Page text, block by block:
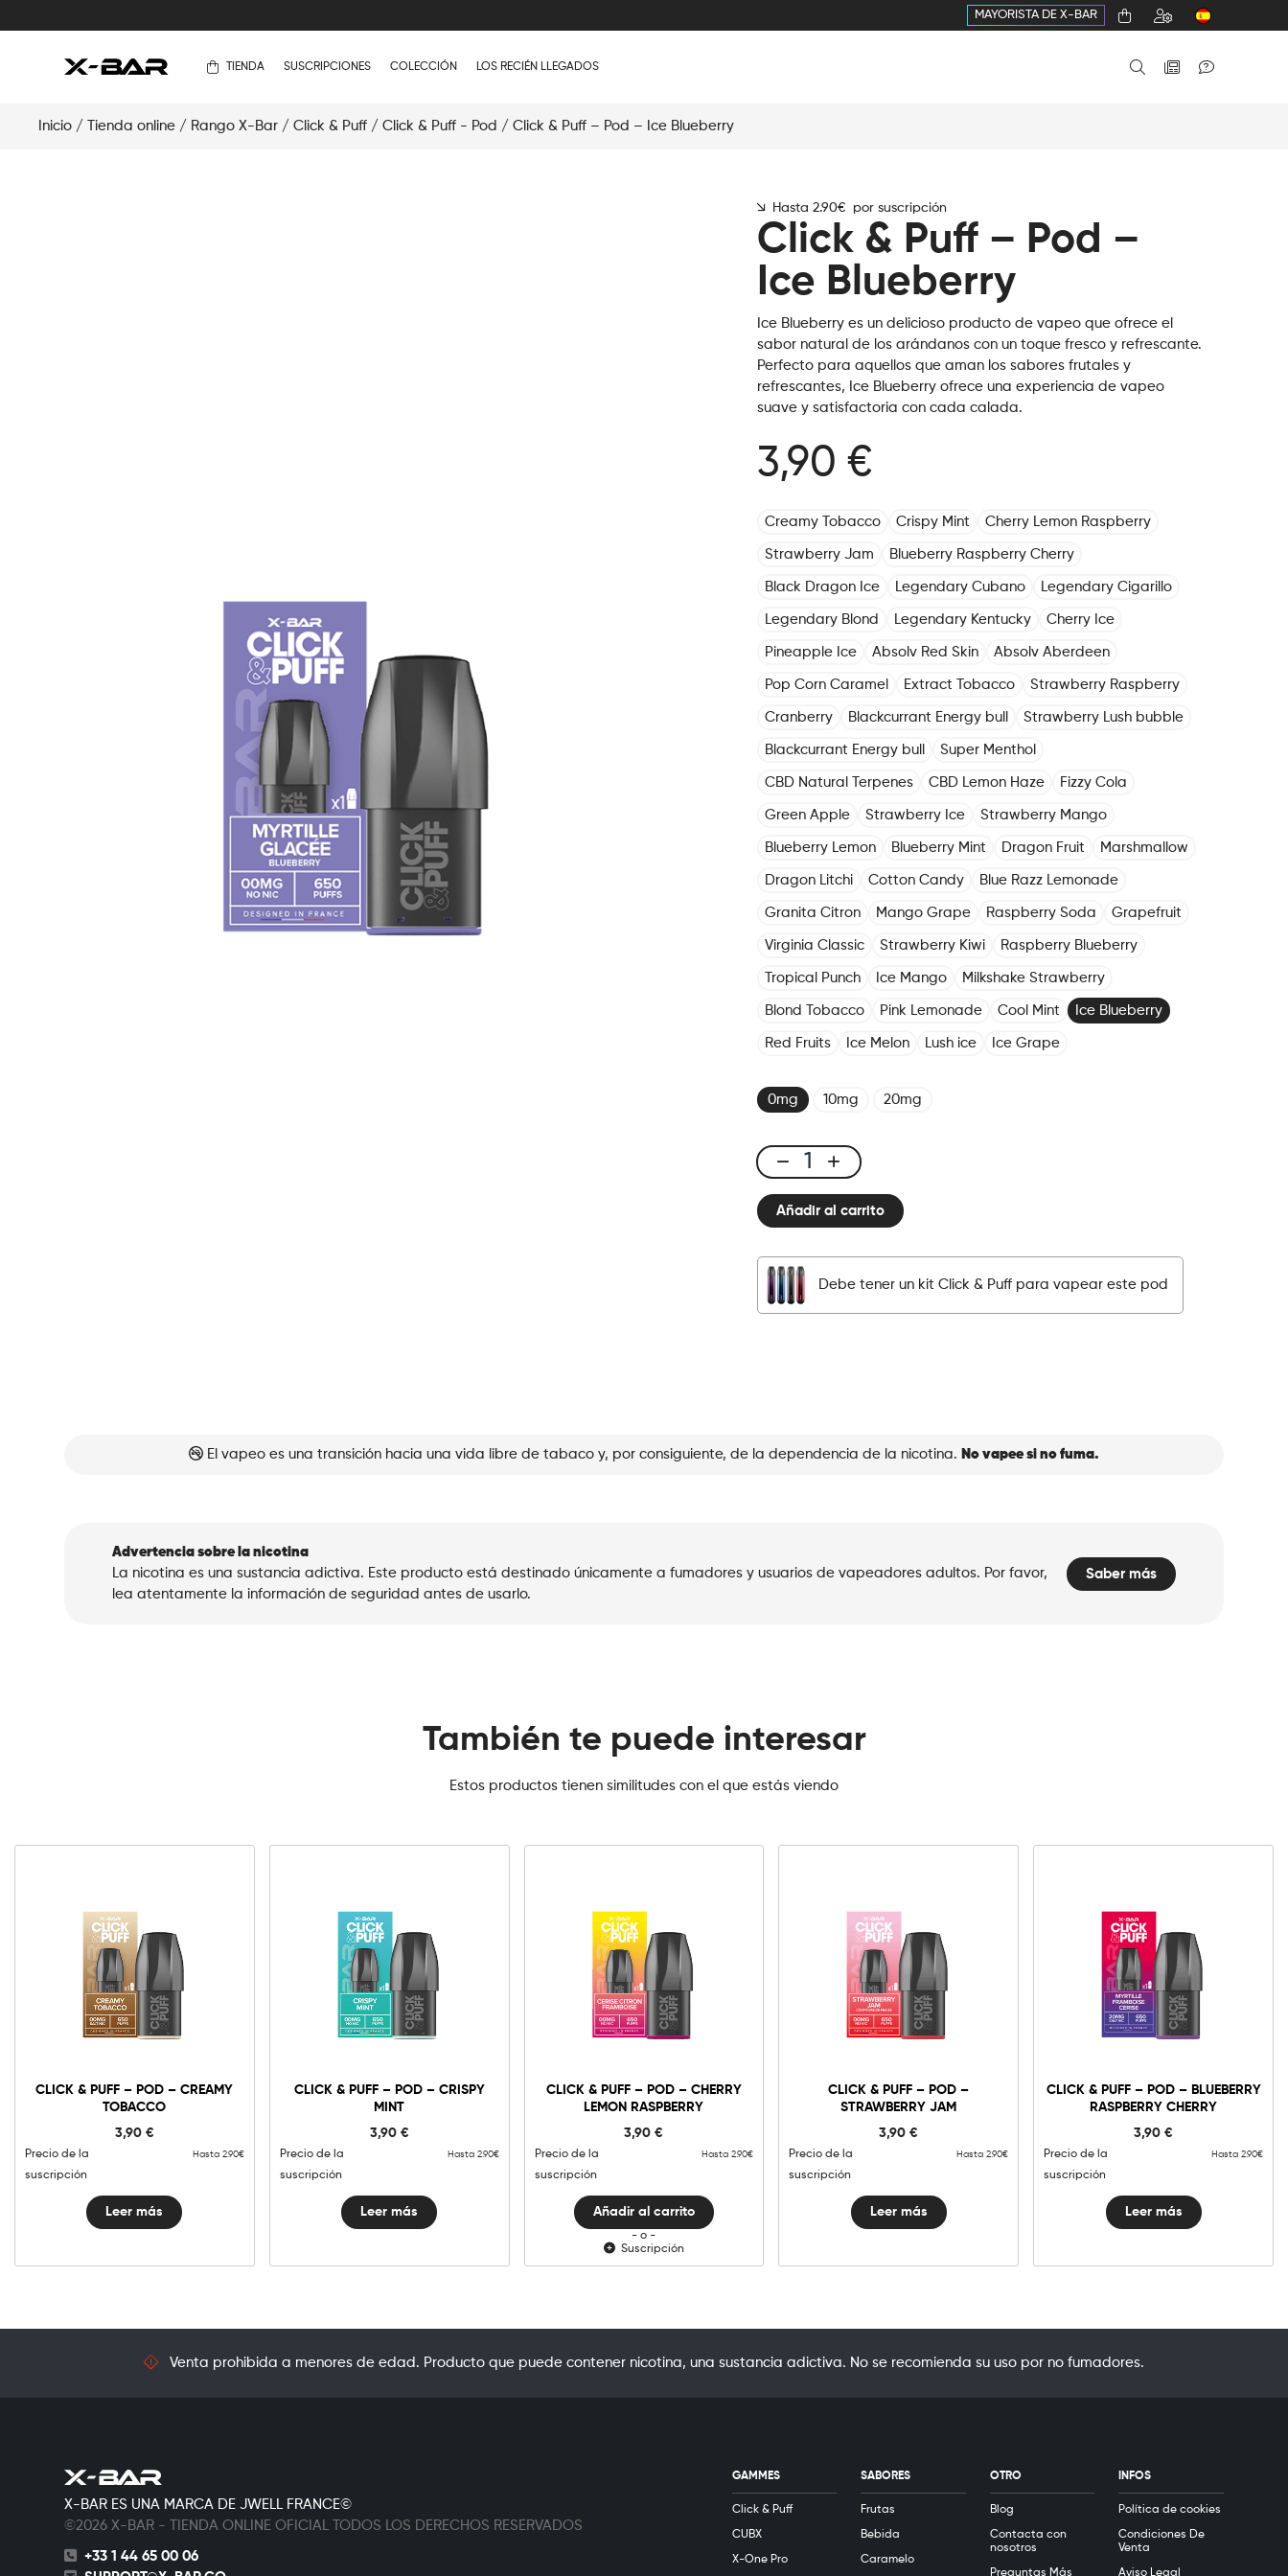
MAYORISTA DE X-BAR
TIENDA SUSCRIPCIONES COLECCIÓN LOS RECIÉN LLEGADOS
Inicio / Tienda online / Rango X-Bar / Click & Puff / Click & Puff - Pod / Click & Puff – Pod – Ice Blueberry
Hasta 2.90€ por suscripción
Click & Puff – Pod –
Ice Blueberry
Ice Blueberry es un delicioso producto de vapeo que ofrece el
sabor natural de los arándanos con un toque fresco y refrescante.
Perfecto para aquellos que aman los sabores frutales y
refrescantes, Ice Blueberry ofrece una experiencia de vapeo
suave y satisfactoria con cada calada.
3,90 €
Creamy Tobacco Crispy Mint Cherry Lemon Raspberry
Strawberry Jam Blueberry Raspberry Cherry
Black Dragon Ice Legendary Cubano Legendary Cigarillo
Legendary Blond Legendary Kentucky Cherry Ice
Pineapple Ice Absolv Red Skin Absolv Aberdeen
Pop Corn Caramel Extract Tobacco Strawberry Raspberry
Cranberry Blackcurrant Energy bull Strawberry Lush bubble
Blackcurrant Energy bull Super Menthol
CBD Natural Terpenes CBD Lemon Haze Fizzy Cola
Green Apple Strawberry Ice Strawberry Mango
Blueberry Lemon Blueberry Mint Dragon Fruit Marshmallow
Dragon Litchi Cotton Candy Blue Razz Lemonade
Granita Citron Mango Grape Raspberry Soda Grapefruit
Virginia Classic Strawberry Kiwi Raspberry Blueberry
Tropical Punch Ice Mango Milkshake Strawberry
Blond Tobacco Pink Lemonade Cool Mint Ice Blueberry
Red Fruits Ice Melon Lush ice Ice Grape
0mg 10mg 20mg
Click
Puff
Pod
Ice
Blueberry
Añadir al carrito
Debe tener un kit Click & Puff para vapear este pod
El vapeo es una transición hacia una vida libre de tabaco y, por consiguiente, de la dependencia de la nicotina. No vapee si no fuma.
Advertencia sobre la nicotina
La nicotina es una sustancia adictiva. Este producto está destinado únicamente a fumadores y usuarios de vapeadores adultos. Por favor,
lea atentamente la información de seguridad antes de usarlo.
Saber más
También te puede interesar
Estos productos tienen similitudes con el que estás viendo
CLICK & PUFF – POD – CREAMY
TOBACCO
3,90 €
Precio de la
suscripción
Hasta 2.90€
Leer más
CLICK & PUFF – POD – CRISPY
MINT
3,90 €
Precio de la
suscripción
Hasta 2.90€
Leer más
CLICK & PUFF – POD – CHERRY
LEMON RASPBERRY
3,90€
Precio de la
suscripción
Hasta 2.90€
0mg 10mg 20mg
-
Lemon
Añadir al carrito
Añadir al carrito
- o -
Suscripción
CLICK & PUFF – POD –
STRAWBERRY JAM
3,90€
Precio de la
suscripción
Hasta 2.90€
Leer más
CLICK & PUFF – POD – BLUEBERRY
RASPBERRY CHERRY
3,90€
Precio de la
suscripción
Hasta 2.90€
Leer más
Venta prohibida a menores de edad. Producto que puede contener nicotina, una sustancia adictiva. No se recomienda su uso por no fumadores.
X-BAR ES UNA MARCA DE JWELL FRANCE©
©2026 X-BAR - TIENDA ONLINE OFICIAL TODOS LOS DERECHOS RESERVADOS
+33 1 44 65 00 06
GAMMES
Click & Puff
CUBX
X-One Pro
SABORES
Frutas
Bebida
Caramelo
OTRO
Blog
Contacta con
nosotros
Preguntas Más
INFOS
Política de cookies
Condiciones De
Venta
Aviso Legal